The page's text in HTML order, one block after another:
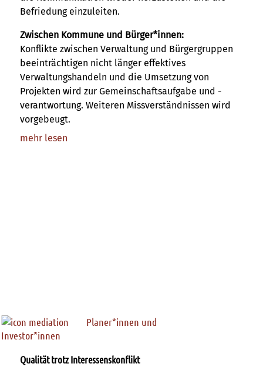
Befriedung einzuleiten.
Zwischen Kommune und Bürger*innen:
Konflikte zwischen Verwaltung und Bürgergruppen
beeinträchtigen nicht länger effektives
Verwaltungshandeln und die Umsetzung von
Projekten wird zur Gemeinschaftsaufgabe und -
verantwortung. Weiteren Missverständnissen wird
vorgebeugt.
mehr lesen
Planer*innen und
Investor*innen
Qualität trotz Interessenskonflikt